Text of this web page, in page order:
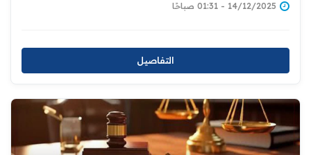
14/12/2025 - 01:31 صباحًا
التفاصيل